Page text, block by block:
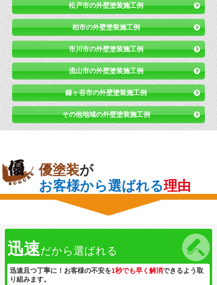
松戸市の外壁塗装施工例
柏市の外壁塗装施工例
市川市の外壁塗装施工例
流山市の外壁塗装施工例
鎌ヶ谷市の外壁塗装施工例
その他地域の外壁塗装施工例
優塗装が
お客様から選ばれる理由
迅速だから選ばれる
迅速且つ丁寧に！お客様の不安を1秒でも早く解消できるよう取
り組みます。